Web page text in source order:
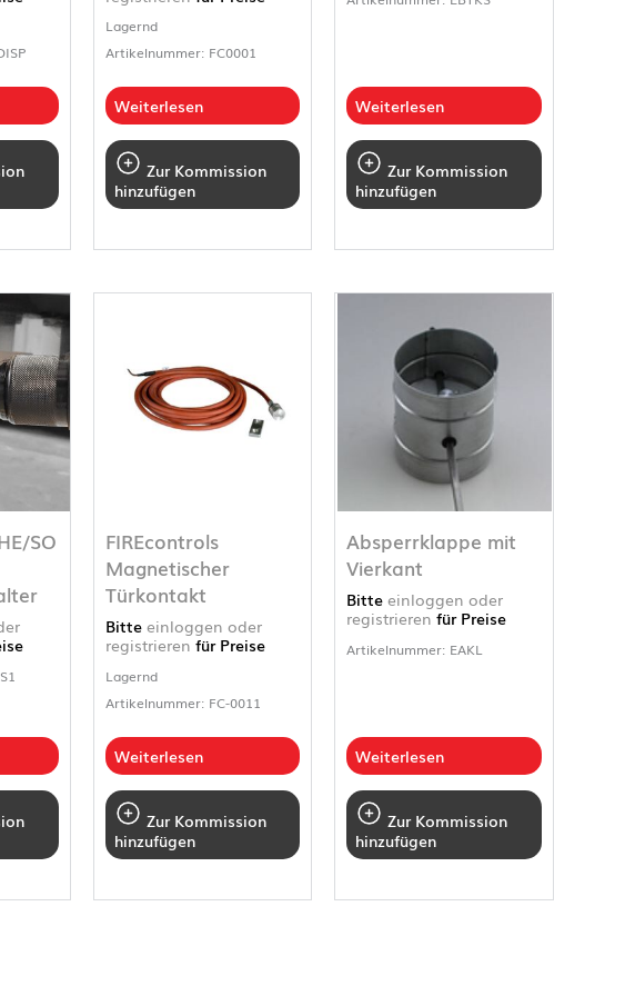
Lagernd
Artikelnummer: FC0001
Weiterlesen
Zur Kommission
hinzufügen
Weiterlesen
Zur Kommission
hinzufügen
SO
FIREcontrols
Magnetischer
Türkontakt
Bitte einloggen oder
registrieren für Preise
Lagernd
Artikelnummer: FC-0011
Weiterlesen
Zur Kommission
hinzufügen
Absperrklappe mit
Vierkant
Bitteeinloggen oder
registrieren für Preise
Artikelnummer: EAKL
Weiterlesen
Zur Kommission
hinzufügen